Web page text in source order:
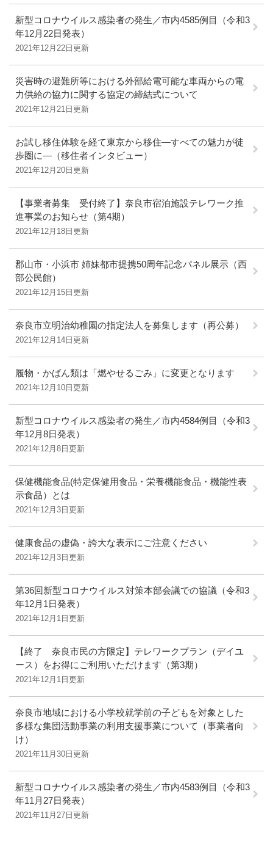
新型コロナウイルス感染者の発生／市内4585例目（令和3
年12月22日発表）
2021年12月22日更新
災害時の避難所等における外部給電可能な車両からの電
力供給の協力に関する協定の締結式について
2021年12月21日更新
お試し移住体験を経て東京から移住―すべての魅力が徒
歩圏に―（移住者インタビュー）
2021年12月20日更新
【事業者募集 受付終了】奈良市宿泊施設テレワーク推
進事業のお知らせ（第4期）
2021年12月18日更新
郡山市・小浜市 姉妹都市提携50周年記念パネル展示（西
部公民館）
2021年12月15日更新
奈良市立明治幼稚園の指定法人を募集します（再公募）
2021年12月14日更新
履物・かばん類は「燃やせるごみ」に変更となります
2021年12月10日更新
新型コロナウイルス感染者の発生／市内4584例目（令和3
年12月8日発表）
2021年12月8日更新
保健機能食品(特定保健用食品・栄養機能食品・機能性表
示食品）とは
2021年12月3日更新
健康食品の虚偽・誇大な表示にご注意ください
2021年12月3日更新
第36回新型コロナウイルス対策本部会議での協議（令和3
年12月1日発表）
2021年12月1日更新
【終了 奈良市民の方限定】テレワークプラン（デイユ
ース）をお得にご利用いただけます（第3期）
2021年12月1日更新
奈良市地域における小学校就学前の子どもを対象とした
多様な集団活動事業の利用支援事業について（事業者向
け）
2021年11月30日更新
新型コロナウイルス感染者の発生／市内4583例目（令和3
年11月27日発表）
2021年11月27日更新